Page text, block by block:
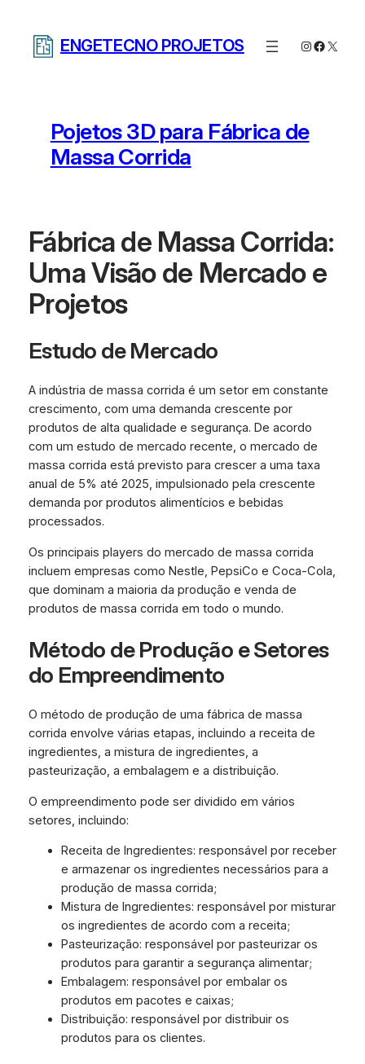
ENGETECNO PROJETOS Instagram
X
Pojetos 3D para Fábrica de
Massa Corrida
Fábrica de Massa Corrida:
Uma Visão de Mercado e
Projetos
Estudo de Mercado
A indústria de massa corrida é um setor em constante
crescimento, com uma demanda crescente por
produtos de alta qualidade e segurança. De acordo
com um estudo de mercado recente, o mercado de
massa corrida está previsto para crescer a uma taxa
anual de 5% até 2025, impulsionado pela crescente
demanda por produtos alimentícios e bebidas
processados.
Os principais players do mercado de massa corrida
incluem empresas como Nestle, PepsiCo e Coca-Cola,
que dominam a maioria da produção e venda de
produtos de massa corrida em todo o mundo.
Método de Produção e Setores
do Empreendimento
O método de produção de uma fábrica de massa
corrida envolve várias etapas, incluindo a receita de
ingredientes, a mistura de ingredientes, a
pasteurização, a embalagem e a distribuição.
O empreendimento pode ser dividido em vários
setores, incluindo:
Receita de Ingredientes: responsável por receber
e armazenar os ingredientes necessários para a
produção de massa corrida;
Mistura de Ingredientes: responsável por misturar
os ingredientes de acordo com a receita;
Pasteurização: responsável por pasteurizar os
produtos para garantir a segurança alimentar;
Embalagem: responsável por embalar os
produtos em pacotes e caixas;
Distribuição: responsável por distribuir os
produtos para os clientes.